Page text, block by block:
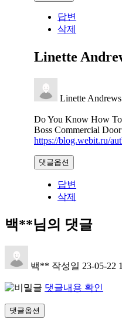
답변
삭제
Linette
Linette Andrews
Do You Know How
Boss Commercial
https://blog.webit.ru/
댓글옵션
답변
삭제
백**님의 댓글
백** 작성일 23-05-22
댓글내용 확인
댓글옵션